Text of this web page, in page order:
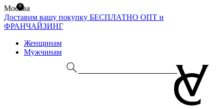
Москва
Доставим вашу покупку БЕСПЛАТНО ОПТ и
ФРАНЧАЙЗИНГ
Женщинам
Мужчинам
0